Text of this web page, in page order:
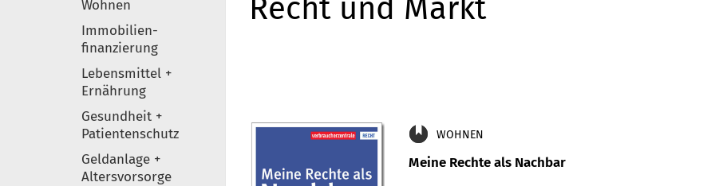
Elemente
Wohnen
Immobilien-
finanzierung
Lebensmittel +
Ernährung
Gesundheit +
Patientenschutz
Geldanlage +
Altersvorsorge
Recht und Markt
WOHNEN
Meine Rechte als Nachbar